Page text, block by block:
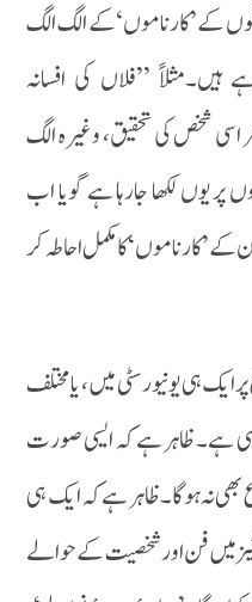
کے ’کارناموں‘کے الگ الگ
ہیں۔مثلاً ’’فلاں کی افسانہ
اسی شخص کی تحقیق، وغیرہ الگ
یوں لکھا جارہا ہے گویا اب
کے ’ کارناموں‘ کا مکمل احاطہ کر
ہی یونیورسٹی میں، یا مختلف
ہے۔ ظاہر ہے کہ ایسی صورت
بھی نہ ہوگا۔ظاہر ہے کہ ایک ہی
میں فن اور شخصیت کے حوالے